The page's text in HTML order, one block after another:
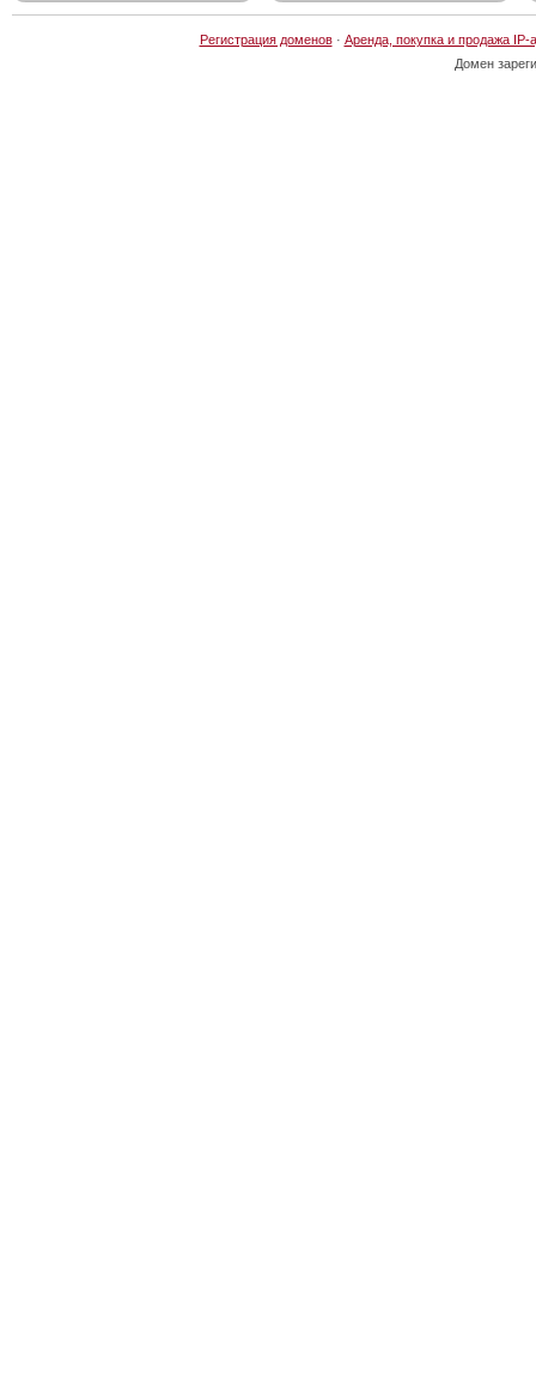
Регистрация доменов· Аренда, покупка и продажа IP-
Домен